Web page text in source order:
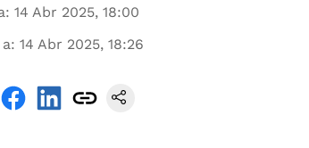
: 14 Abr 2025, 18:00
: 14 Abr 2025, 18:26